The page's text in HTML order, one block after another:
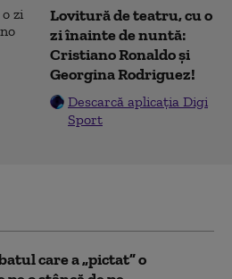
Lovitură de teatru, cu o
zi înainte de nuntă:
Cristiano Ronaldo și
Georgina Rodriguez!
Descarcă aplicația Digi
Sport
care a „pictat” o